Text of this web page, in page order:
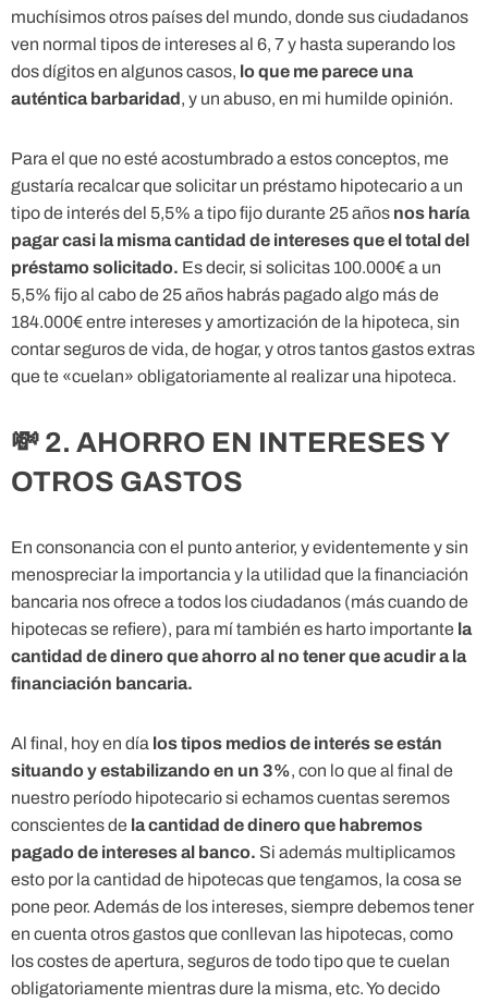
muchísimos otros países del mundo, donde sus ciudadanos
ven normal tipos de intereses al 6, 7 y hasta superando los
dos dígitos en algunos casos, lo que me parece una
auténtica barbaridad, y un abuso, en mi humilde opinión.
Para el que no esté acostumbrado a estos conceptos, me
gustaría recalcar que solicitar un préstamo hipotecario a un
tipo de interés del 5,5% a tipo fijo durante 25 años nos haría
pagar casi la misma cantidad de intereses que el total del
préstamo solicitado. Es decir, si solicitas 100.000€ a un
5,5% fijo al cabo de 25 años habrás pagado algo más de
184.000€ entre intereses y amortización de la hipoteca, sin
contar seguros de vida, de hogar, y otros tantos gastos extras
que te «cuelan» obligatoriamente al realizar una hipoteca.
💸 2. AHORRO EN INTERESES Y
OTROS GASTOS
En consonancia con el punto anterior, y evidentemente y sin
menospreciar la importancia y la utilidad que la financiación
bancaria nos ofrece a todos los ciudadanos (más cuando de
hipotecas se refiere), para mí también es harto importante la
cantidad de dinero que ahorro al no tener que acudir a la
financiación bancaria.
Al final, hoy en día los tipos medios de interés se están
situando y estabilizando en un 3%, con lo que al final de
nuestro período hipotecario si echamos cuentas seremos
conscientes de la cantidad de dinero que habremos
pagado de intereses al banco. Si además multiplicamos
esto por la cantidad de hipotecas que tengamos, la cosa se
pone peor. Además de los intereses, siempre debemos tener
en cuenta otros gastos que conllevan las hipotecas, como
los costes de apertura, seguros de todo tipo que te cuelan
obligatoriamente mientras dure la misma, etc. Yo decido